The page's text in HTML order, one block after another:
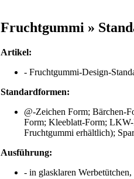
Fruchtgummi »
Artikel:
- Fruchtgummi-Design-
Standardformen:
@-Zeichen Form; Bärchen-
Form; Kleeblatt-Form; LKW-
Fruchtgummi erhältlich);
Ausführung:
- in glasklaren